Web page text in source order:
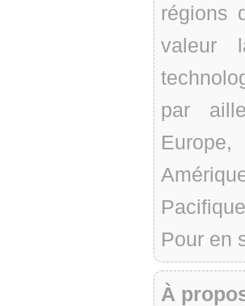
régions
valeur
par
Pour en
À